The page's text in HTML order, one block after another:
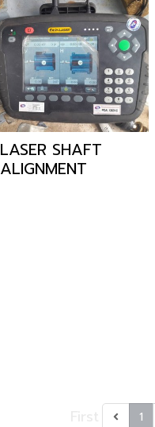
LASER SHAFT
ALIGNMENT
1